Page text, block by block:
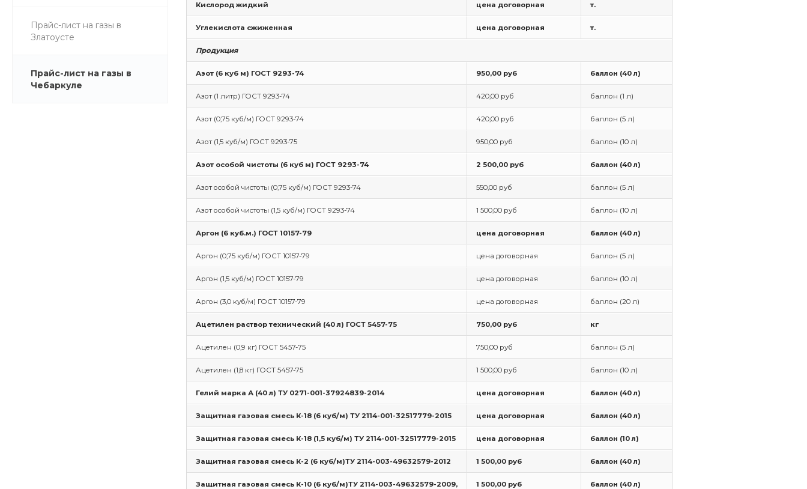
Прайс-лист на газы в
Златоусте
Прайс-лист на газы в
Чебаркуле
Кислород жидкий цена договорная т.
Углекислота сжиженная цена договорная т.
Продукция
Азот (6 куб м) ГОСТ 9293-74 950,00 руб баллон (40 л)
Азот (1 литр) ГОСТ 9293-74 420,00 руб баллон (1 л)
Азот (0,75 куб/м) ГОСТ 9293-74 420,00 руб баллон (5 л)
Азот (1,5 куб/м) ГОСТ 9293-75 950,00 руб баллон (10 л)
Азот особой чистоты (6 куб м) ГОСТ 9293-74 2 500,00 руб баллон (40 л)
Азот особой чистоты (0,75 куб/м) ГОСТ 9293-74 550,00 руб баллон (5 л)
Азот особой чистоты (1,5 куб/м) ГОСТ 9293-74 1 500,00 руб баллон (10 л)
Аргон (6 куб.м.) ГОСТ 10157-79 цена договорная баллон (40 л)
Аргон (0,75 куб/м) ГОСТ 10157-79 цена договорная баллон (5 л)
Аргон (1,5 куб/м) ГОСТ 10157-79 цена договорная баллон (10 л)
Аргон (3,0 куб/м) ГОСТ 10157-79 цена договорная баллон (20 л)
Ацетилен раствор технический (40 л) ГОСТ 5457-75 750,00 руб кг
Ацетилен (0,9 кг) ГОСТ 5457-75 750,00 руб баллон (5 л)
Ацетилен (1,8 кг) ГОСТ 5457-75 1 500,00 руб баллон (10 л)
Гелий марка А (40 л) ТУ 0271-001-37924839-2014 цена договорная баллон (40 л)
Защитная газовая смесь К-18 (6 куб/м) ТУ 2114-001-32517779-2015 цена договорная баллон (40 л)
Защитная газовая смесь К-18 (1,5 куб/м) ТУ 2114-001-32517779-2015 цена договорная баллон (10 л)
Защитная газовая смесь К-2 (6 куб/м)ТУ 2114-003-49632579-2012 1 500,00 руб баллон (40 л)
Защитная газовая смесь К-10 (6 куб/м)ТУ 2114-003-49632579-2009, 1 500,00 руб баллон (40 л)